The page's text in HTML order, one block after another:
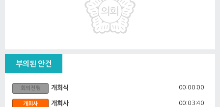
부의된 안건
회의진행 개회식 00:00:00
개회사 개회사 00:03:40